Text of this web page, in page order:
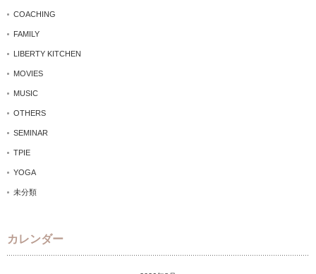
COACHING
FAMILY
LIBERTY KITCHEN
MOVIES
MUSIC
OTHERS
SEMINAR
TPIE
YOGA
未分類
カレンダー